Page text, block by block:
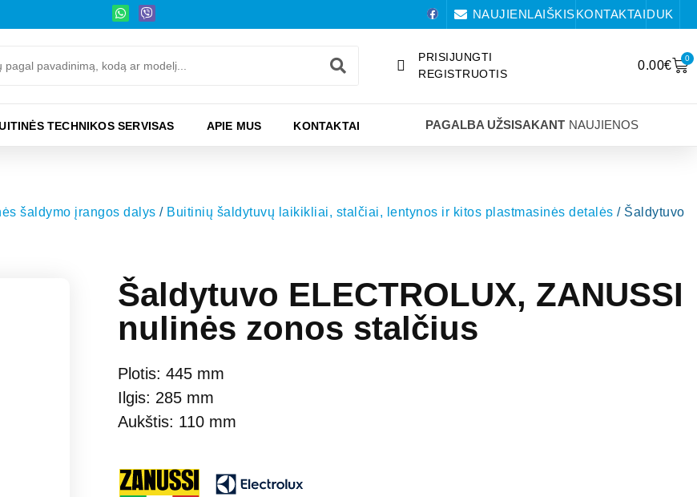
NAUJIENLAIŠKISKONTAKTAIDUK
PRISIJUNGTI
REGISTRUOTIS
0.00€
0
TECHNIKOS SERVISAS APIE MUS KONTAKTAI PAGALBA UŽSISAKANT NAUJIENOS
šaldymo įrangos dalys / Buitinių šaldytuvų laikikliai, stalčiai, lentynos ir kitos plastmasinės detalės / Šaldytuvo
Šaldytuvo ELECTROLUX, ZANUSSI
nulinės zonos stalčius
Plotis: 445 mm
Ilgis: 285 mm
Aukštis: 110 mm